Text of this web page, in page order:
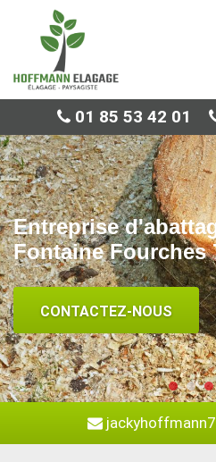
01 85 53 42 01
Entreprise
Fontaine Fourches
CONTACTEZ-NOUS